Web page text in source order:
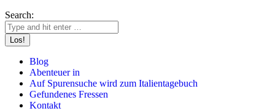
Search:
Blog
Abenteuer in
Auf Spurensuche wird zum Italientagebuch
Gefundenes Fressen
Kontakt